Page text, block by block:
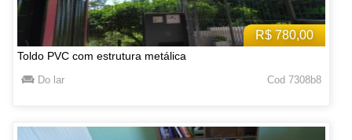
R$ 780,00
Toldo PVC com estrutura metálica
Do lar Cod 7308b8